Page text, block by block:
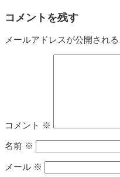
コメントを残す
メールアドレスが公開される
コメント ※
名前 ※
メール ※